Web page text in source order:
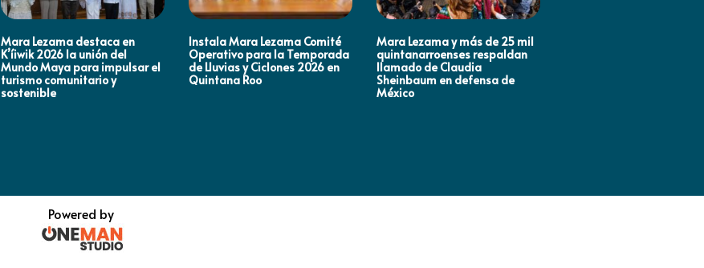
Mara Lezama destaca en
K’íiwik 2026 la unión del
Mundo Maya para impulsar el
turismo comunitario y
sostenible
Instala Mara Lezama Comité
Operativo para la Temporada
de Lluvias y Ciclones 2026 en
Quintana Roo
Mara Lezama y más de 25 mil
quintanarroenses respaldan
llamado de Claudia
Sheinbaum en defensa de
México
Powered by